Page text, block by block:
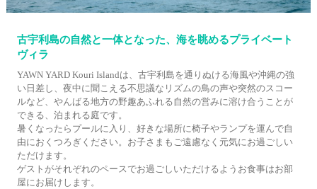
古宇利島の自然と一体となった、海を眺めるプライベート
ヴィラ
YAWN YARD Kouri Islandは、古宇利島を通りぬける海風や沖縄の強
い日差し、夜中に聞こえる不思議なリズムの鳥の声や突然のスコー
ルなど、やんばる地方の野趣あふれる自然の営みに溶け合うことが
できる、泊まれる庭です。
暑くなったらプールに入り、好きな場所に椅子やランプを運んで自
由におくつろぎください。お子さまもご遠慮なく元気にお過ごしい
ただけます。
ゲストがそれぞれのペースでお過ごしいただけるようお食事はお部
屋にお届けします。